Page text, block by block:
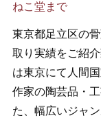
ねこ堂まで
東京都足立区の
取り実績をご紹
は東京にて人間
作家の陶芸品・
た、幅広いジャ